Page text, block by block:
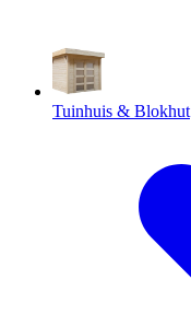
Tuinhuis & Blokhut